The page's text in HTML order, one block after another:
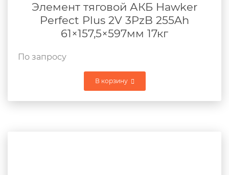
Элемент тяговой АКБ Hawker
Perfect Plus 2V 3PzB 255Ah
61×157,5×597мм 17кг
По запросу
В корзину